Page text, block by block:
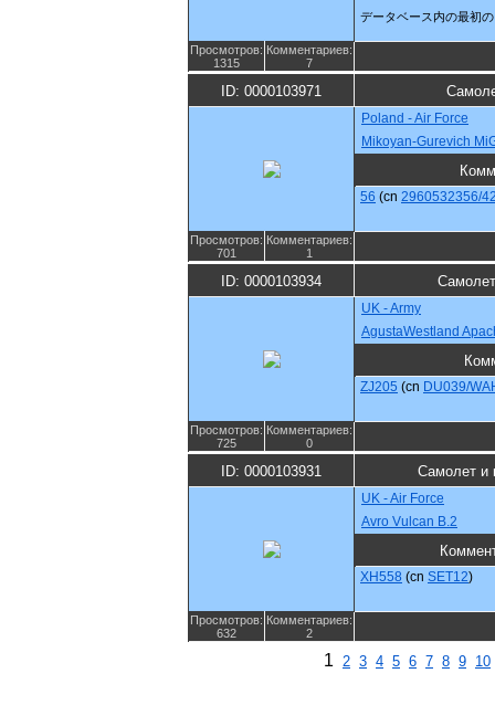
データベース内の最初の
Просмотров:
1315
Комментариев:
7
ID: 0000103971
Poland - Air Force
Mikoyan-Gurevich
56 (cn 2960532356/
Просмотров:
701
Комментариев:
1
ID: 0000103934
UK - Army
AgustaWestland
ZJ205 (cn DU039/
Просмотров:
725
Комментариев:
0
ID: 0000103931 Самолет и
UK - Air Force
Avro Vulcan B.2
XH558 (cn SET12)
Просмотров:
632
Комментариев:
2
1 2 3 4 5 6 7 8 9 10